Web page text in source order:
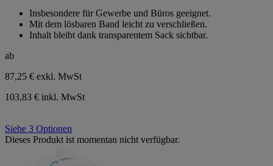
Sternen.
Insbesondere für Gewerbe und Büros geeignet.
Mit dem lösbaren Band leicht zu verschließen.
Inhalt bleibt dank transparentem Sack sichtbar.
ab
87,25 € exkl. MwSt
103,83 € inkl. MwSt
Siehe 3 Optionen
Dieses Produkt ist momentan nicht verfügbar.